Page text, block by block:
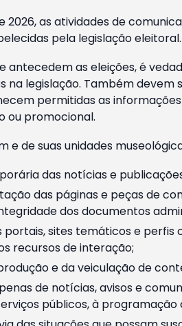
2026, as atividades de
pela legislação eleitoral.
antecedem as eleições, é
na legislação. Também
permitidas as
ou promocional.
e de suas unidades
das notícias e
das páginas e peças de
dos documentos
portais, sites temáticos e perfis
recursos de interação;
e da veiculação de
de notícias, avisos e
públicos, à